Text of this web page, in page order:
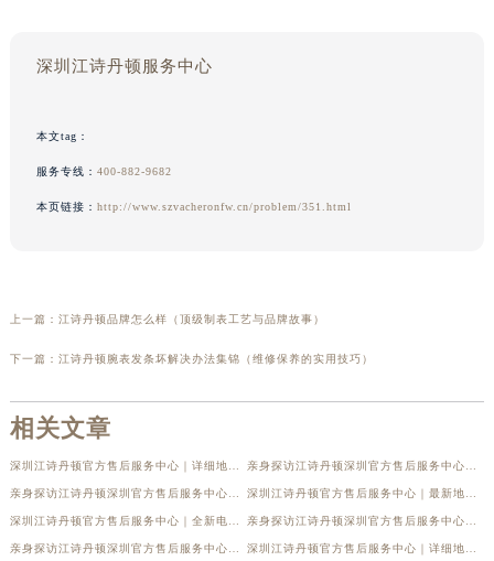
深圳江诗丹顿服务中心
本文tag：
服务专线： 400-882-9682
本页链接： http://www.szvacheronfw.cn/problem/351.html
上一篇： 江诗丹顿品牌怎么样（顶级制表工艺与品牌故事）
下一篇： 江诗丹顿腕表发条坏解决办法集锦（维修保养的实用技巧）
相关文章